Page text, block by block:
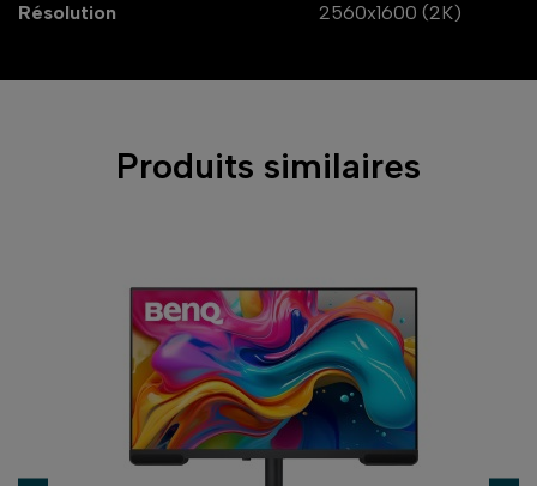
Résolution 2560x1600 (2K)
Produits similaires